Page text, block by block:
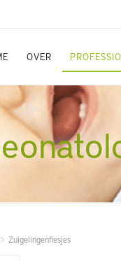
OVER
Zuigelingenflesjes